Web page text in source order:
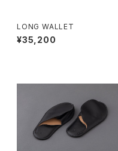
LONG WALLET
¥35,200